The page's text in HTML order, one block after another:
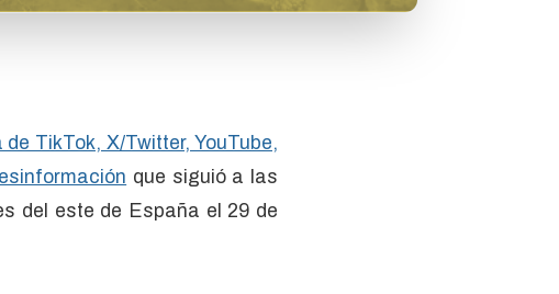
de TikTok, X/Twitter, YouTube,
que siguió a las
del este de España el 29 de